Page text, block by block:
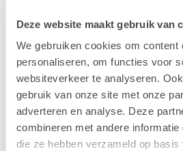
Deze website maakt gebruik van
We gebruiken cookies om content
personaliseren, om functies voor
websiteverkeer te analyseren.
gebruik van onze site met onze
adverteren en analyse. Deze
combineren met andere
die ze hebben verzameld op